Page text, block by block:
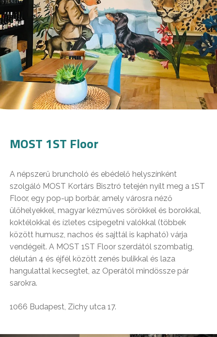
MOST 1ST Floor
A népszerű bruncholó és ebédelő helyszínként
szolgáló MOST Kortárs Bisztró tetején nyílt meg a 1ST
Floor, egy pop-up borbár, amely városra néző
ülőhelyekkel, magyar kézműves sörökkel és borokkal,
koktélokkal és ízletes csipegetni valókkal (többek
között humusz, nachos és sajttál is kapható) várja
vendégeit. A MOST 1ST Floor szerdától szombatig,
délután 4 és éjfél között zenés bulikkal és laza
hangulattal kecsegtet, az Operától mindössze pár
sarokra.
1066 Budapest, Zichy utca 17.